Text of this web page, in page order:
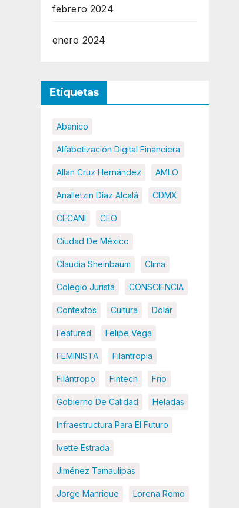
febrero 2024
enero 2024
Etiquetas
Abanico
Alfabetización Digital Financiera
Allan Cruz Hernández AMLO
Analletzin Díaz Alcalá CDMX
CECANI CEO
Ciudad De México
Claudia Sheinbaum Clima
Colegio Jurista CONSCIENCIA
Contextos Cultura Dolar
Featured Felipe Vega
FEMINISTA Filantropia
Filántropo Fintech Frio
Gobierno De Calidad Heladas
Infraestructura Para El Futuro
Ivette Estrada
Jiménez Tamaulipas
Jorge Manrique Lorena Romo